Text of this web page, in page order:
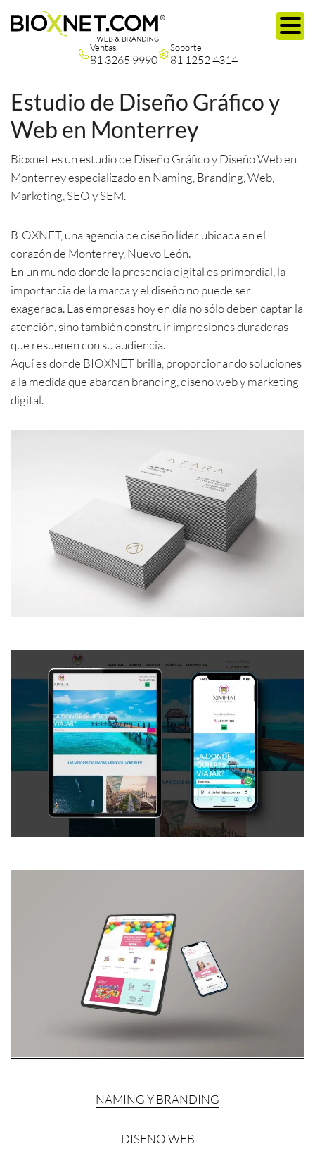
Ventas
81 3265 9990
Soporte
81 1252 4314
Estudio de Diseño Gráfico y
Web en Monterrey
Bioxnet es un estudio de Diseño Gráfico y Diseño Web en
Monterrey especializado en Naming, Branding, Web,
Marketing, SEO y SEM.
BIOXNET, una agencia de diseño líder ubicada en el
corazón de Monterrey, Nuevo León.
En un mundo donde la presencia digital es primordial, la
importancia de la marca y el diseño no puede ser
exagerada. Las empresas hoy en día no sólo deben captar la
atención, sino también construir impresiones duraderas
que resuenen con su audiencia.
Aquí es donde BIOXNET brilla, proporcionando soluciones
a la medida que abarcan branding, diseño web y marketing
digital.
NAMING Y BRANDING
DISENO WEB